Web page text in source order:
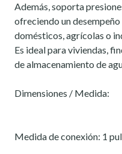
Además, soporta
ofreciendo un
domésticos, agrícolas o
Es ideal para viviendas,
de almacenamiento de
Dimensiones / Medida:
Medida de conexión: 1